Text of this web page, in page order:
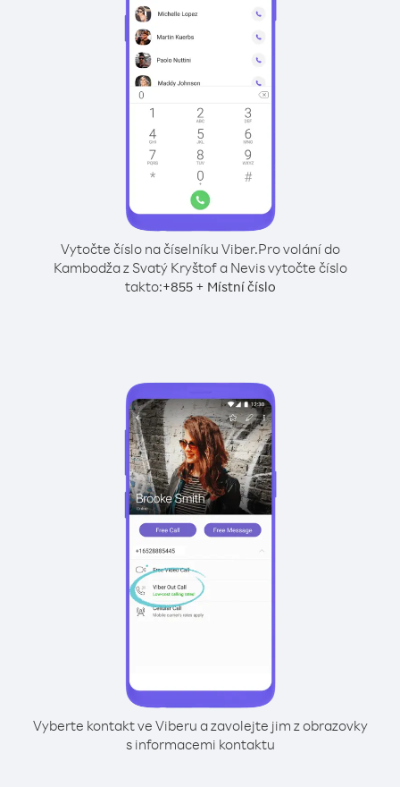
Vytočte číslo na číselníku Viber.Pro volání do
Kambodža z Svatý Kryštof a Nevis vytočte číslo
takto:+855+ Místní číslo
Vyberte kontakt ve Viberu a zavolejte jim z obrazovky
s informacemi kontaktu